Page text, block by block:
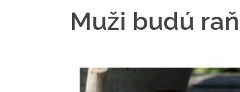
Muži budú